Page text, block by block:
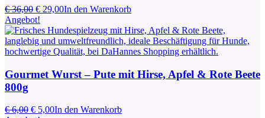
€36,00 Ursprünglicher
Preis
war:
€ 36,00
€ 29,00Aktueller
ist:
€ 29,00.
In den Warenkorb
Angebot!
Gourmet Wurst – Pute mit Hirse, Apfel & Rote Beete
800g
€6,00 Ursprünglicher
€ 5,00Aktueller
In den Warenkorb